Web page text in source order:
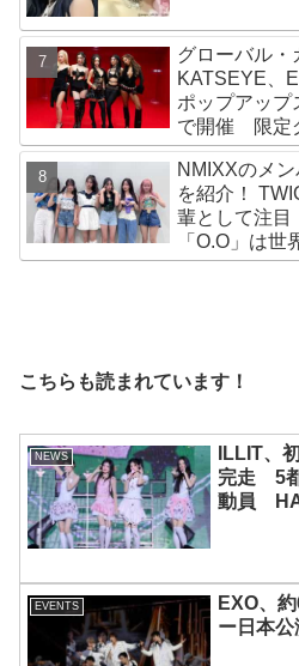
グローバル・
KATSEYE、
ポップアップ
で開催 限定
NMIXXのメ
を紹介！
輩として注目
「O.O」は世
世代を代表す
こちらも読まれています！
NEWS
ILLIT、
完走 5
動員
EVENTS
EXO、
ー日本公